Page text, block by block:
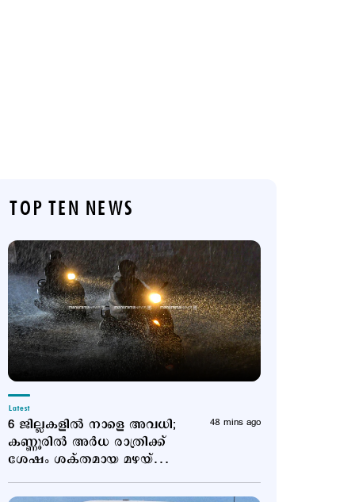
TOP TEN NEWS
Latest
6 ജില്ലകളിൽ നാളെ അവധി;
കണ്ണൂരിൽ അര്‍ധ രാത്രിക്ക്
ശേഷം ശക്തമായ മഴയ്ക്ക്
48 mins ago